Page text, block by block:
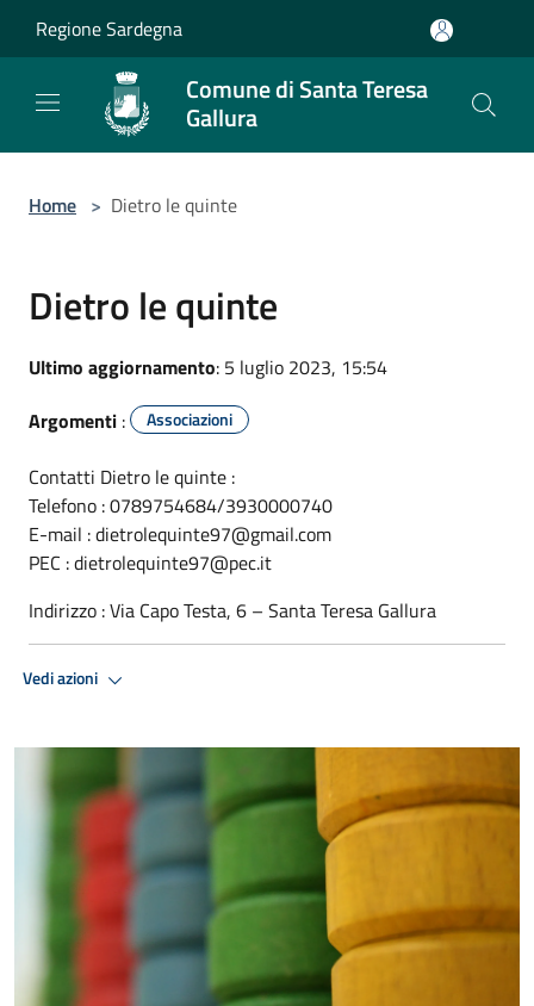
Regione Sardegna
Comune di Santa Teresa
Gallura
Home > Dietro le quinte
Dietro le quinte
Ultimo aggiornamento: 5 luglio 2023, 15:54
Argomenti : Associazioni
Contatti Dietro le quinte :
Telefono : 0789754684/3930000740
E-mail : dietrolequinte97@gmail.com
PEC : dietrolequinte97@pec.it
Indirizzo : Via Capo Testa, 6 – Santa Teresa Gallura
Vedi azioni